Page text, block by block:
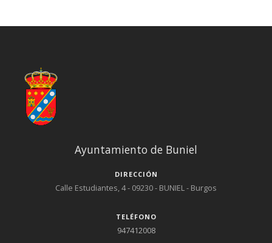
Ayuntamiento de Buniel
DIRECCIÓN
Calle Estudiantes, 4 - 09230 - BUNIEL - Burgos
TELÉFONO
947412008